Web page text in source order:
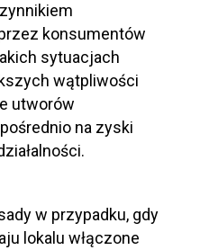
konsumentów
sytuacjach
wątpliwości
utworów
na zyski
w przypadku, gdy
lokalu włączone